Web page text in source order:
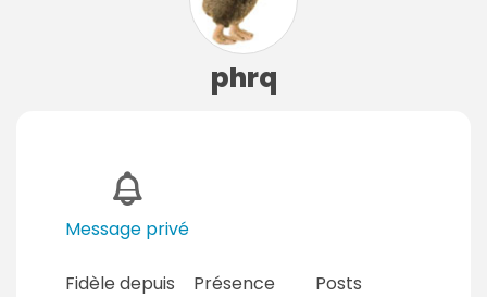
phrq
Message privé
Fidèle depuis Présence Posts